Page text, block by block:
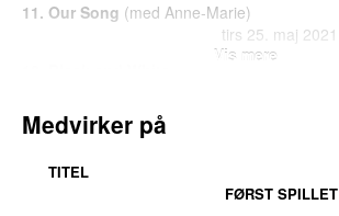
11. Our Song (med Anne-Marie)
tirs 25. maj 2021
12. Dinner Party
Vis mere
Medvirker på
TITEL
FØRST SPILLET